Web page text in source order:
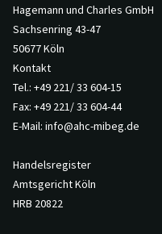
Hagemann und Charles GmbH
Sachsenring 43-47
50677 Köln
Kontakt
Tel.: +49 221/ 33 604-15
Fax: +49 221/ 33 604-44
E-Mail: info@ahc-mibeg.de
Handelsregister
Amtsgericht Köln
HRB 20822